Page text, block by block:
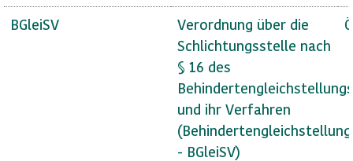
BGleiSV
Verordnung über die
Schlichtungsstelle nach
§ 16 des
und ihr Verfahren
- BGleiSV)